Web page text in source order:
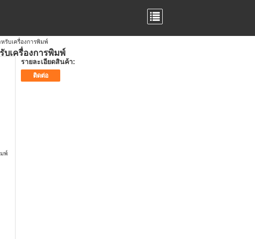
รับเครื่องการพิมพ์
เครื่องการพิมพ์
รายละเอียดสินค้า:
ติดต่อ